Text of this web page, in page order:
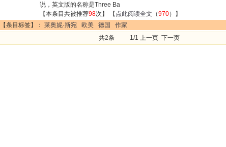
说，英文版的名称是Three Ba
【本条目共被推荐98次】 【 点此阅读全文 （970）】
【条目标签】： 莱奥妮·斯宛 欧美 德国
作家
共2条 1/1 上一页 下一页